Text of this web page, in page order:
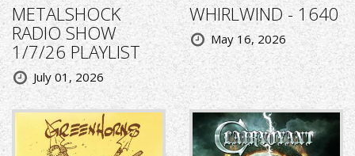
METALSHOCK
RADIO SHOW
1/7/26 PLAYLIST
July 01, 2026
WHIRLWIND - 1640
May 16, 2026